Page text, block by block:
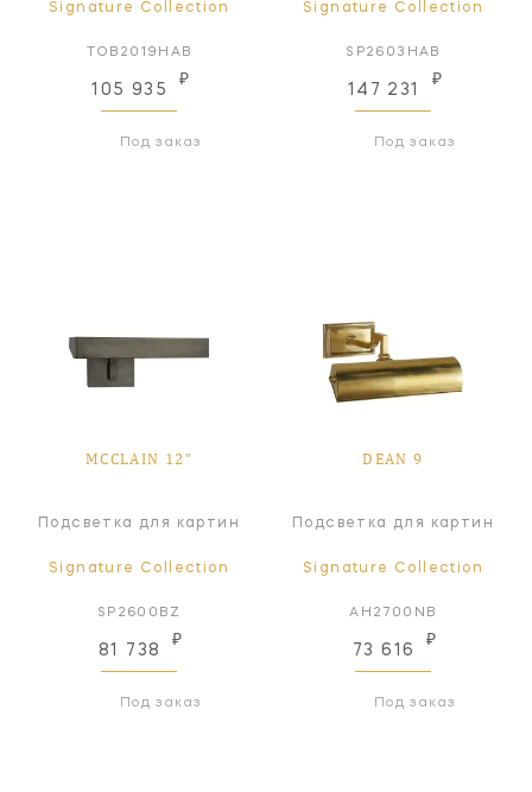
Signature Collection
TOB2019HAB
105 935
₽
Под заказ
Signature Collection
SP2603HAB
147 231
₽
Под заказ
MCCLAIN 12"
Подсветка для картин
Signature Collection
SP2600BZ
81 738
₽
Под заказ
DEAN 9
Подсветка для картин
Signature Collection
AH2700NB
73 616
₽
Под заказ